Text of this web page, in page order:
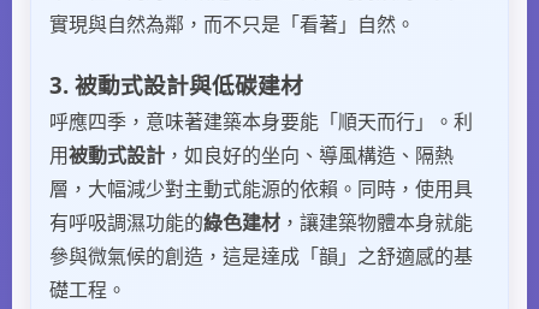
實現與自然為鄰，而不只是「看著」自然。
3. 被動式設計與低碳建材
呼應四季，意味著建築本身要能「順天而行」。利
用被動式設計 ，如良好的坐向、導風構造、隔熱
層，大幅減少對主動式能源的依賴。同時，使用具
有呼吸調濕功能的綠色建材 ，讓建築物體本身就能
參與微氣候的創造，這是達成「韻」之舒適感的基
礎工程。